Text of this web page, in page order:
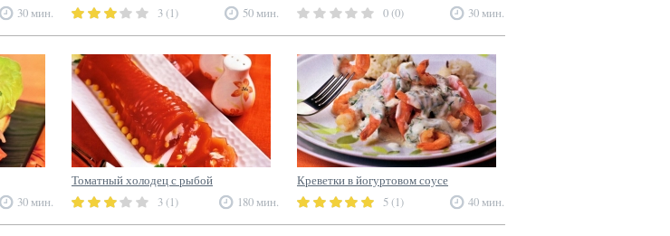
30 мин.
3 (1)
50 мин.
0 (0)
30 мин.
30 мин.
Томатный холодец с рыбой
3 (1)
180 мин.
Креветки в йогуртовом соусе
5 (1)
40 мин.